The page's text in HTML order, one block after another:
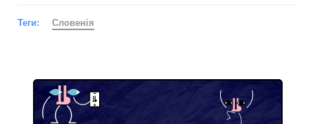
Теги: Словенія